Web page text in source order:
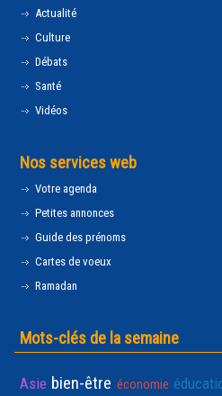
Actualité
Culture
Débats
Santé
Vidéos
Nos services web
Votre agenda
Petites annonces
Guide des prénoms
Cartes de voeux
Ramadan
Mots-clés de la semaine
Asie bien-être économie